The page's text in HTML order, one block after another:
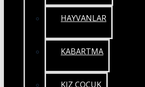
HAYVANLAR
KABARTMA
KIZ ÇOCUK